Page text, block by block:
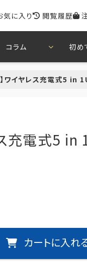
気に入り 閲覧履歴
コラム 初め
】ワイヤレス充電式5
ス充電式5
カートに入れ